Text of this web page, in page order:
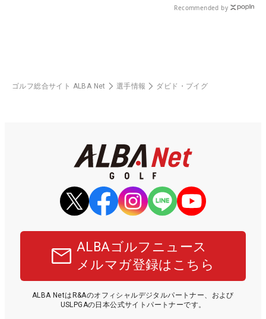
Recommended by
ゴルフ総合サイト ALBA Net 選手情報 ダビド・プイグ
ALBAゴルフニュース
メルマガ登録はこちら
ALBA NetはR&Aのオフィシャルデジタルパートナー、および
USLPGAの日本公式サイトパートナーです。